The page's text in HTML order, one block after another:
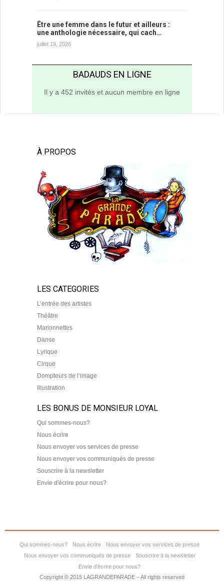
Être une femme dans le futur et ailleurs :
une anthologie nécessaire, qui cach…
juillet 19, 2026
BADAUDS EN LIGNE
Il y a 452 invités et aucun membre en ligne
À PROPOS
LES CATEGORIES
L’entrée des artistes
Théâtre
Marionnettes
Danse
Lyrique
Cirque
Dompteurs de l’image
Illustration
LES BONUS DE MONSIEUR LOYAL
Qui sommes-nous?
Nous écrire
Nous envoyer vos services de presse
Nous envoyer vos communiqués de presse
Souscrire à la newsletter
Envie d'écrire pour nous?
Qui sommes-nous? Nous écrire
Nous envoyer vos services de presse
Nous envoyer vos communiqués de presse
Souscrire à la newsletter
Envie d'écrire pour nous?
Copyright © 2015 LAGRANDEPARADE – All rights reserved